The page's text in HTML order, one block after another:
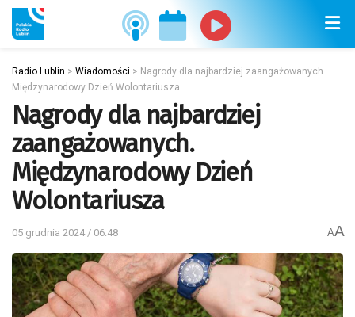
Radio Lublin > Wiadomości > Nagrody dla najbardziej zaangażowanych.
Międzynarodowy Dzień Wolontariusza
Nagrody dla najbardziej
zaangażowanych.
Międzynarodowy Dzień
Wolontariusza
05 grudnia 2024 / 06:48 AA